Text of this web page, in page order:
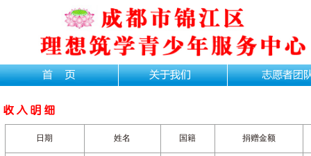
日期 姓名 国籍 捐赠金额